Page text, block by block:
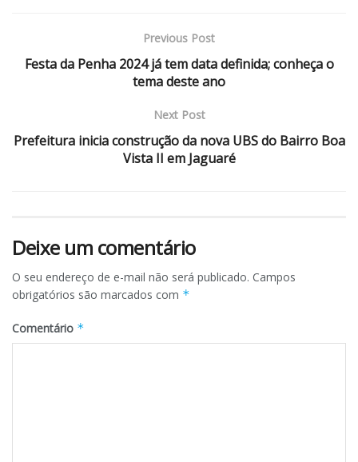
Previous Post
Festa da Penha 2024 já tem data definida; conheça o
tema deste ano
Next Post
Prefeitura inicia construção da nova UBS do Bairro Boa
Vista II em Jaguaré
Deixe um comentário
O seu endereço de e-mail não será publicado. Campos
obrigatórios são marcados com *
Comentário *